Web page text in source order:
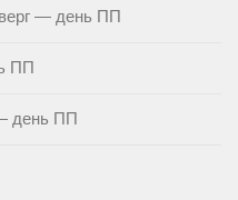
— день ПП
ПП
день ПП